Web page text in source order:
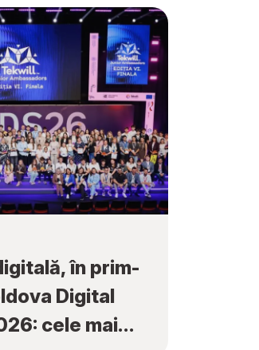
în prim-
Digital
cele mai